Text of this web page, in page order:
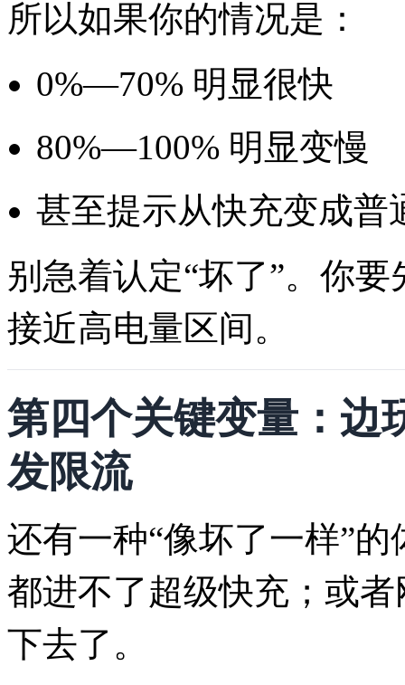
所以如果你的情况是：
0%—70% 明显很快
80%—100% 明显变慢
甚至提示从快充变成普
别急着认定“坏了”。你
接近高电量区间。
第四个关键变量：边
发限流
还有一种“像坏了一样”
都进不了超级快充；或
下去了。